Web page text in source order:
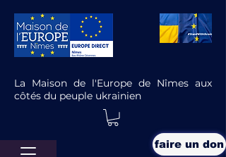
La Maison de l'Europe de Nîmes aux
côtés du peuple ukrainien
faire un don